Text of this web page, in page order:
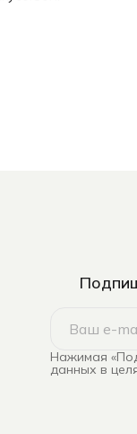
Нажимая
данных в